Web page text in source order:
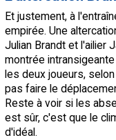
Et justement, à
empirée. Une
Julian Brandt et l'ailier
montrée
les deux joueurs,
pas faire le
Reste à voir si les
est sûr, c'est que le
d'idéal.